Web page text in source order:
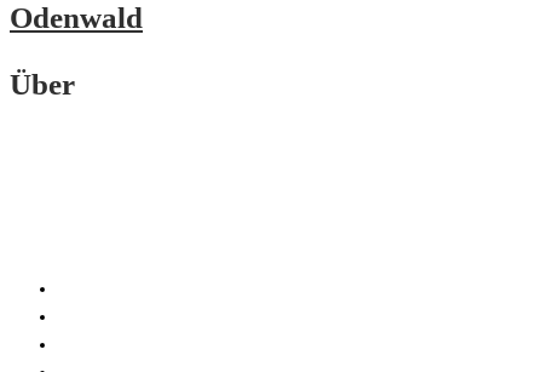
Odenwald
Über